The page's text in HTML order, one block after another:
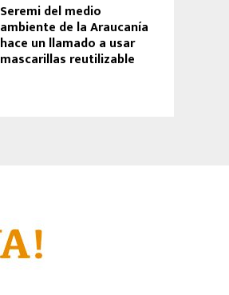
Seremi del medio
ambiente de la Araucanía
hace un llamado a usar
mascarillas reutilizable